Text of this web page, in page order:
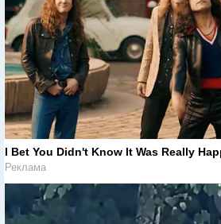
I Bet You Didn't Know It Was Really
Реклама